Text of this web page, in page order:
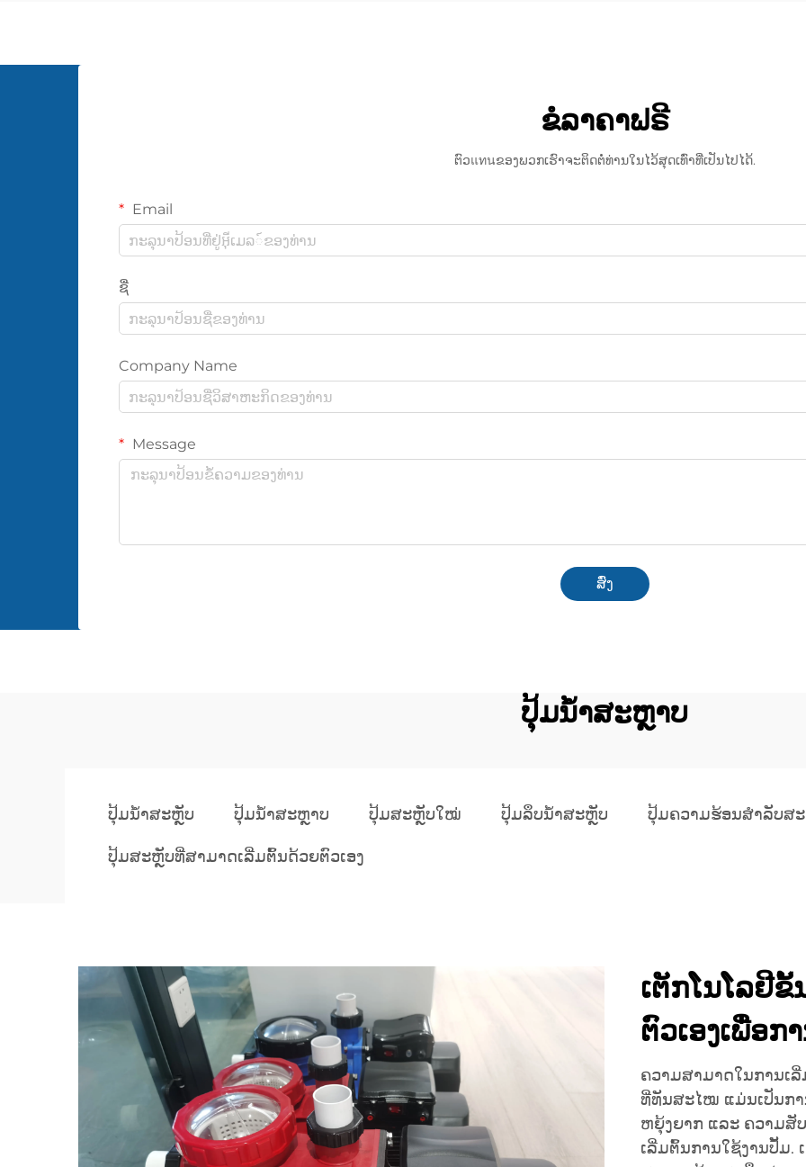
ຂໍລາຄາຟຣີ
ຕົວแทนຂອງພວກເຮົາຈະຕິດຕໍ່ທ່ານໃນໄວ້ສຸດເທົ່າທີ່ເປັນໄປໄດ້.
Email
ຊື່
Company Name
Message
ສົ່ງ
ປຸ້ມນ້ຳສະຫຼາບ
ປຸ້ມນ້ຳສະຫຼັບ ປຸ້ມນ້ຳສະຫຼາບ ປຸ້ມສະຫຼັບໃໝ່ ປຸ້ມລຶບນ້ຳສະຫຼັບ ປຸ້ມຄວາມຮ້ອນສຳລັບສ
ປຸ້ມສະຫຼັບທີ່ສາມາດເລີ່ມຕົ້ນດ້ວຍຕົວເອງ
ເຕັກໂນໂລຢີ
ຕົວເອງເພື່ອກ
ຄວາມສາມາດໃນການເ
ທີ່ທັນສະໄໝ ແມ່ນເປັນກ
ຫຍຸ້ງຍາກ ແລະ ຄວາມສັ
ເລີ່ມຕົ້ນການໃຊ້ງານປັ້ມ.